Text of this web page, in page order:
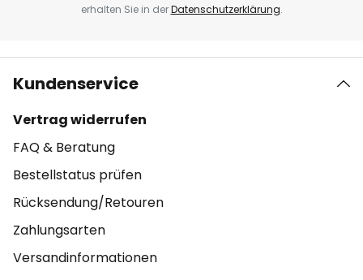
erhalten Sie in derDatenschutzerklärung.
Kundenservice
Vertrag widerrufen
FAQ & Beratung
Bestellstatus prüfen
Rücksendung/Retouren
Zahlungsarten
Versandinformationen